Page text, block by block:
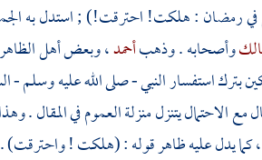
رمضان : هلكت! احترقت!) ; استدل به
وأصحابه . وذهبأحمد، وبعض أهل
بترك استفسار النبي - صلى الله عليه وسلم -
مع الاحتمال يتنزل منزلة العموم في المقال
، كما يدل عليه ظاهر قوله : (هلكت ! واحترقت) .